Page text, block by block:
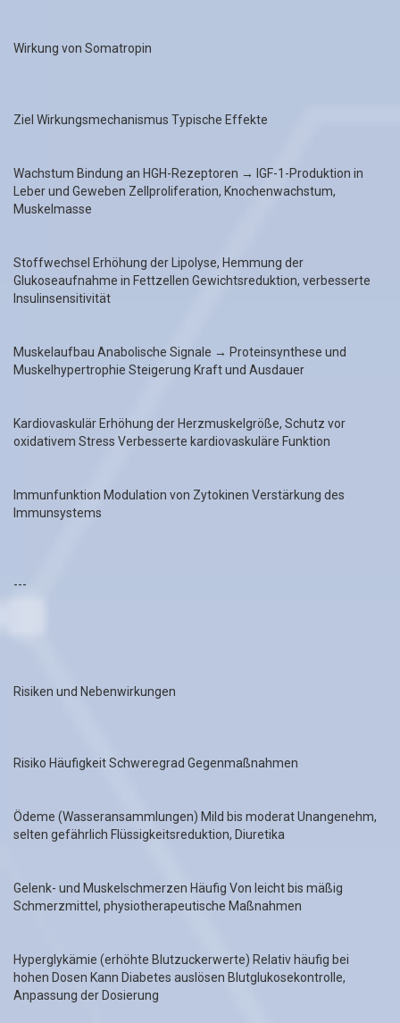
Wirkung von Somatropin
Ziel Wirkungsmechanismus Typische Effekte
Wachstum Bindung an HGH-Rezeptoren → IGF-1-Produktion in
Leber und Geweben Zellproliferation, Knochenwachstum,
Muskelmasse
Stoffwechsel Erhöhung der Lipolyse, Hemmung der
Glukoseaufnahme in Fettzellen Gewichtsreduktion, verbesserte
Insulinsensitivität
Muskelaufbau Anabolische Signale → Proteinsynthese und
Muskelhypertrophie Steigerung Kraft und Ausdauer
Kardiovaskulär Erhöhung der Herzmuskelgröße, Schutz vor
oxidativem Stress Verbesserte kardiovaskuläre Funktion
Immunfunktion Modulation von Zytokinen Verstärkung des
Immunsystems
---
Risiken und Nebenwirkungen
Risiko Häufigkeit Schweregrad Gegenmaßnahmen
Ödeme (Wasseransammlungen) Mild bis moderat Unangenehm,
selten gefährlich Flüssigkeitsreduktion, Diuretika
Gelenk- und Muskelschmerzen Häufig Von leicht bis mäßig
Schmerzmittel, physiotherapeutische Maßnahmen
Hyperglykämie (erhöhte Blutzuckerwerte) Relativ häufig bei
hohen Dosen Kann Diabetes auslösen Blutglukosekontrolle,
Anpassung der Dosierung